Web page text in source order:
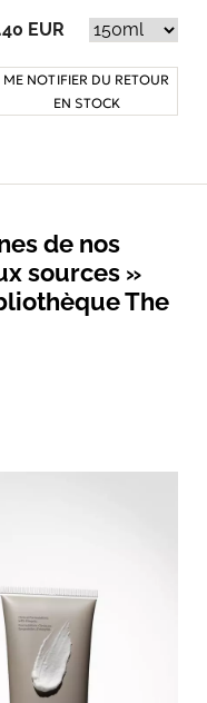
EUR
ME NOTIFIER DU RETOUR
EN STOCK
de nos
sources »
The